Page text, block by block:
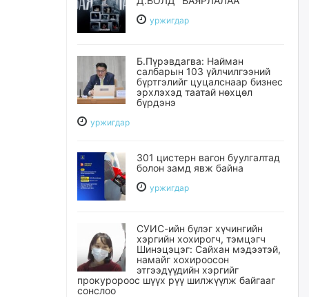
уржигдар
Б.Пүрэвдагва: Найман
салбарын 103 үйлчилгээний
бүртгэлийг цуцалснаар бизнес
эрхлэхэд таатай нөхцөл
бүрдэнэ
уржигдар
301 цистерн вагон буулгалтад
болон замд явж байна
уржигдар
СУИС-ийн бүлэг хүчингийн
хэргийн хохирогч, тэмцэгч
Шинэцэцэг: Сайхан мэдээтэй,
намайг хохироосон
этгээдүүдийн хэргийг
прокуророос шүүх рүү шилжүүлж байгааг
сонслоо